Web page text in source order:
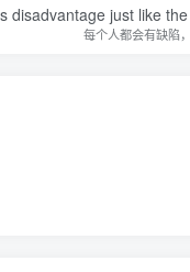
disadvantage just like
每个人都会有缺陷